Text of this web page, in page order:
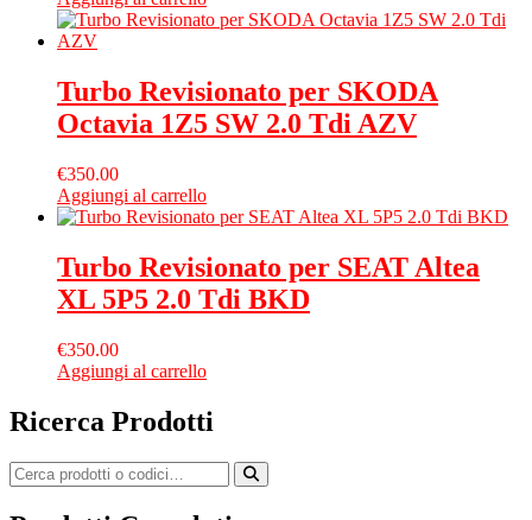
Turbo Revisionato per SKODA
Octavia 1Z5 SW 2.0 Tdi AZV
€350.00
Aggiungi al carrello
Turbo Revisionato per SEAT Altea
XL 5P5 2.0 Tdi BKD
€350.00
Aggiungi al carrello
Ricerca Prodotti